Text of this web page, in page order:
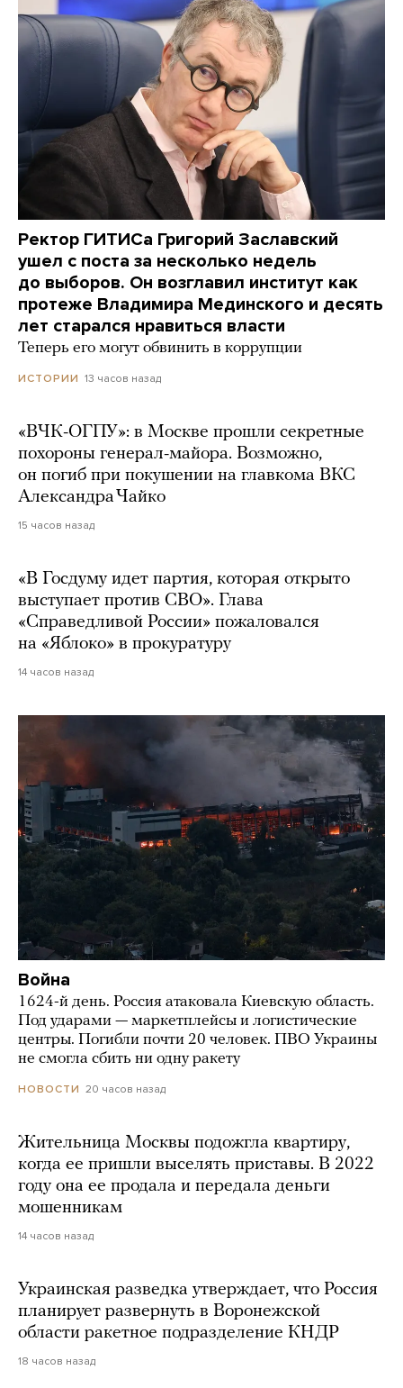
Ректор ГИТИСа Григорий Заславский
ушел с поста за несколько недель
до выборов. Он возглавил институт как
протеже Владимира Мединского и десять
лет старался нравиться власти
Теперь его могут обвинить в коррупции
ИСТОРИИ 13 часов назад
«ВЧК-ОГПУ»: в Москве прошли секретные
похороны генерал-майора. Возможно,
он погиб при покушении на главкома ВКС
Александра Чайко
15 часов назад
«В Госдуму идет партия, которая открыто
выступает против СВО». Глава
«Справедливой России» пожаловался
на «Яблоко» в прокуратуру
14 часов назад
Война
1624-й день. Россия атаковала Киевскую область.
Под ударами — маркетплейсы и логистические
центры. Погибли почти 20 человек. ПВО Украины
не смогла сбить ни одну ракету
НОВОСТИ 20 часов назад
Жительница Москвы подожгла квартиру,
когда ее пришли выселять приставы. В 2022
году она ее продала и передала деньги
мошенникам
14 часов назад
Украинская разведка утверждает, что Россия
планирует развернуть в Воронежской
области ракетное подразделение КНДР
18 часов назад